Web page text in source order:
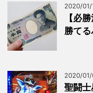
2020/01/
【必
勝て
2020/
聖闘